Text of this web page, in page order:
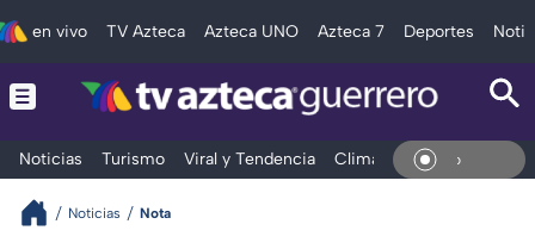
en vivo TV Azteca Azteca UNO Azteca 7 Deportes
Noticias Turismo Viral y Tendencia Clima Deportes En
Noticias Nota